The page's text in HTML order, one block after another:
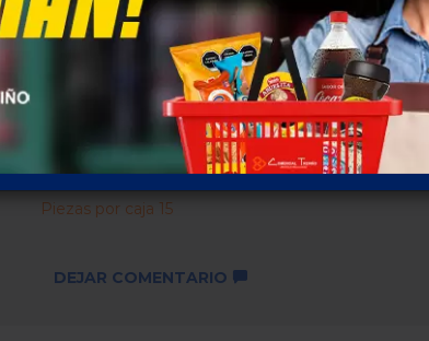
Descuentos por cantidad no
disponibles ...
SKU: 155
Piezas por caja 15
DEJAR COMENTARIO